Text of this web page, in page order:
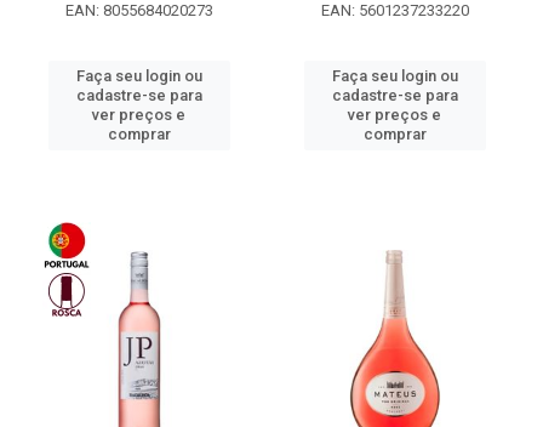
EAN: 8055684020273
Faça seu login ou
cadastre-se para
ver preços e
comprar
EAN: 5601237233220
Faça seu login ou
cadastre-se para
ver preços e
comprar